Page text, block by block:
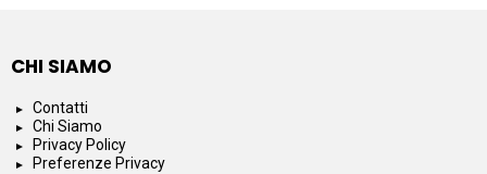
CHI SIAMO
Contatti
Chi Siamo
Privacy Policy
Preferenze Privacy